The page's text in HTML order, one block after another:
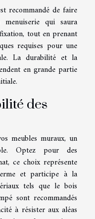
recommandé de faire
qui saura
tout en prenant
requises pour une
La durabilité et la
en grande partie
des
meubles muraux, un
Optez pour des
ce choix représente
et participe à la
tels que le bois
sont recommandés
à résister aux aléas